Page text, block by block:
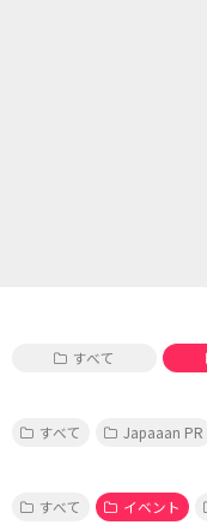
すべて
すべて
Japaaan PR
すべて
イベント